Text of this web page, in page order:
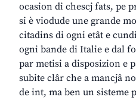
ocasion di chescj fats, pe
si è viodude une grande
citadins di ogni etât e
ogni bande di Italie e dal
par metisi a disposizion e
subite clâr che a mancjâ
de int, ma ben un sisteme